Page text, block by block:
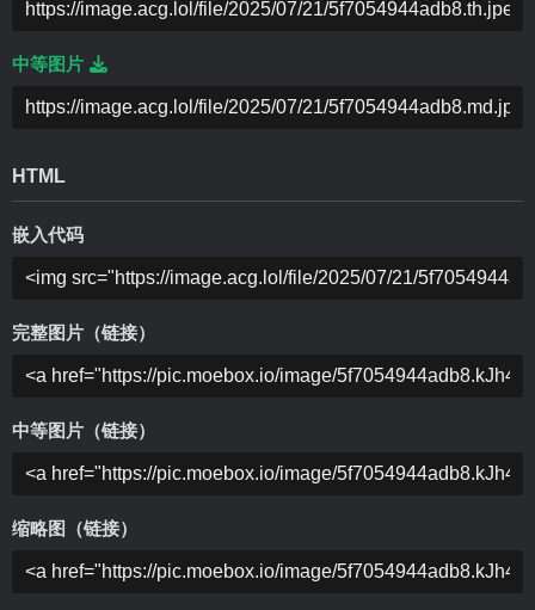
中等图片
HTML
嵌入代码
完整图片（链接）
中等图片（链接）
缩略图（链接）